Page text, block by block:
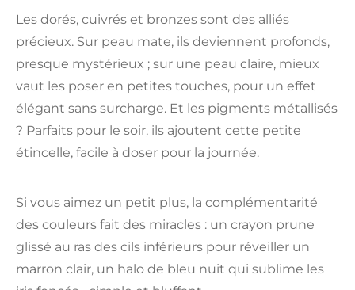
Les dorés, cuivrés et bronzes sont des alliés
précieux. Sur peau mate, ils deviennent profonds,
presque mystérieux ; sur une peau claire, mieux
vaut les poser en petites touches, pour un effet
élégant sans surcharge. Et les pigments métallisés
? Parfaits pour le soir, ils ajoutent cette petite
étincelle, facile à doser pour la journée.
Si vous aimez un petit plus, la complémentarité
des couleurs fait des miracles : un crayon prune
glissé au ras des cils inférieurs pour réveiller un
marron clair, un halo de bleu nuit qui sublime les